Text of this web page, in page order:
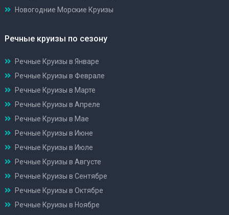
Новогодние Морские Круизы
Речные круизы по сезону
Речные Круизы в Январе
Речные Круизы в Феврале
Речные Круизы в Марте
Речные Круизы в Апреле
Речные Круизы в Мае
Речные Круизы в Июне
Речные Круизы в Июле
Речные Круизы в Августе
Речные Круизы в Сентябре
Речные Круизы в Октябре
Речные Круизы в Ноябре